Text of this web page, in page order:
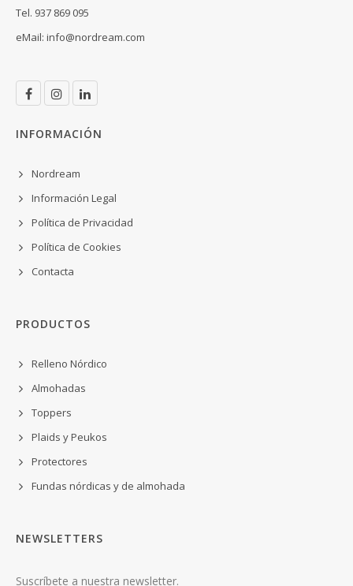
Tel. 937 869 095
eMail: info@nordream.com
INFORMACIÓN
Nordream
Información Legal
Política de Privacidad
Política de Cookies
Contacta
PRODUCTOS
Relleno Nórdico
Almohadas
Toppers
Plaids y Peukos
Protectores
Fundas nórdicas y de almohada
NEWSLETTERS
Suscríbete a nuestra newsletter.